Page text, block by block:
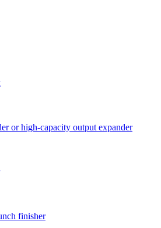
or high‑capacity output expander
finisher